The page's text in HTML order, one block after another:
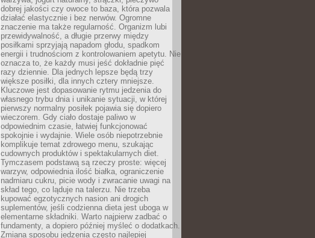
dobrej jakości czy owoce to baza, która pozwala
działać elastycznie i bez nerwów. Ogromne
znaczenie ma także regularność. Organizm lubi
przewidywalność, a długie przerwy między
posiłkami sprzyjają napadom głodu, spadkom
energii i trudnościom z kontrolowaniem apetytu. Nie
oznacza to, że każdy musi jeść dokładnie pięć
razy dziennie. Dla jednych lepsze będą trzy
większe posiłki, dla innych cztery mniejsze.
Kluczowe jest dopasowanie rytmu jedzenia do
własnego trybu dnia i unikanie sytuacji, w której
pierwszy normalny posiłek pojawia się dopiero
wieczorem. Gdy ciało dostaje paliwo w
odpowiednim czasie, łatwiej funkcjonować
spokojnie i wydajnie. Wiele osób niepotrzebnie
komplikuje temat zdrowego menu, szukając
cudownych produktów i spektakularnych diet.
Tymczasem podstawą są rzeczy proste: więcej
warzyw, odpowiednia ilość białka, ograniczenie
nadmiaru cukru, picie wody i zwracanie uwagi na
skład tego, co ląduje na talerzu. Nie trzeba
kupować egzotycznych nasion ani drogich
suplementów, jeśli codzienna dieta jest uboga w
elementarne składniki. Warto najpierw zadbać o
fundamenty, a dopiero później myśleć o dodatkach.
Zmiana sposobu jedzenia często najlepiej